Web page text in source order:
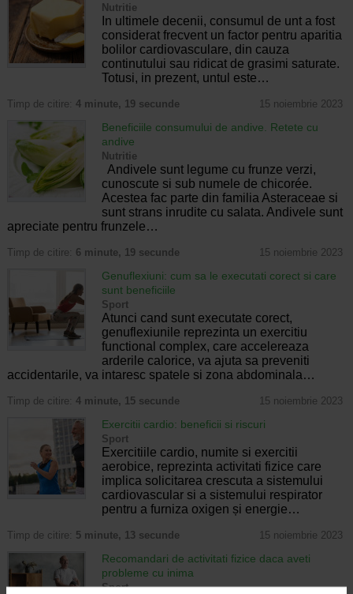
Nutritie
In ultimele decenii, consumul de unt a fost
considerat frecvent un factor pentru aparitia
bolilor cardiovasculare, din cauza
continutului sau ridicat de grasimi saturate.
Totusi, in prezent, untul este…
Timp de citire: 4 minute, 19 secunde 15 noiembrie 2023
Beneficiile consumului de andive. Retete cu
andive
Nutritie
Andivele sunt legume cu frunze verzi,
cunoscute si sub numele de chicorée.
Acestea fac parte din familia Asteraceae si
sunt strans inrudite cu salata. Andivele sunt
apreciate pentru frunzele…
Timp de citire: 6 minute, 19 secunde 15 noiembrie 2023
Genuflexiuni: cum sa le executati corect si care
sunt beneficiile
Sport
Atunci cand sunt executate corect,
genuflexiunile reprezinta un exercitiu
functional complex, care accelereaza
arderile calorice, va ajuta sa preveniti
accidentarile, va intaresc spatele si zona abdominala…
Timp de citire: 4 minute, 15 secunde 15 noiembrie 2023
Exercitii cardio: beneficii si riscuri
Sport
Exercitiile cardio, numite si exercitii
aerobice, reprezinta activitati fizice care
implica solicitarea crescuta a sistemului
cardiovascular si a sistemului respirator
pentru a furniza oxigen și energie…
Timp de citire: 5 minute, 13 secunde 15 noiembrie 2023
Recomandari de activitati fizice daca aveti
probleme cu inima
Sport